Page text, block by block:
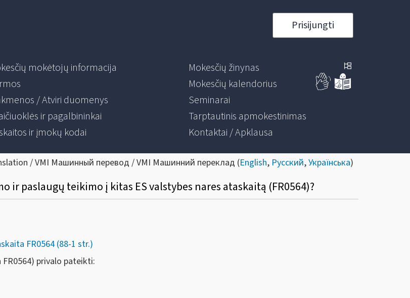
Prisijungti
mokėtojų informacija
/ Atviri duomenys
ir pagalbininkai
ir įmokų kodai
Mokesčių žinynas
Mokesčių kalendorius
Seminarai
Tarptautinis apmokestinimas
Kontaktai / Apklausa
/ VMI Машинный перевод / VMI Машинний переклад (English, Русский,Українська)
paslaugų teikimo į kitas ES valstybes nares ataskaitą (FR0564)?
FR0564 (88-1 str.)
privalo pateikti: